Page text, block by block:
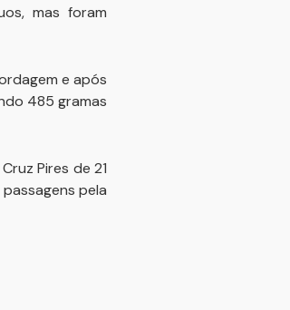
mas foram
e após
485 gramas
Pires de 21
pela